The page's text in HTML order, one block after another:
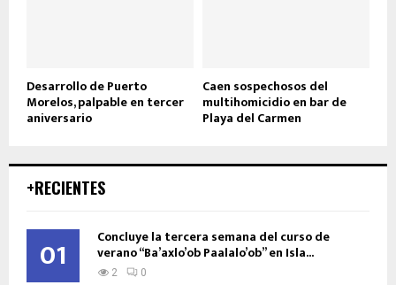
Desarrollo de Puerto
Morelos, palpable en tercer
aniversario
Caen sospechosos del
multihomicidio en bar de
Playa del Carmen
+RECIENTES
01 Concluye la tercera semana del curso de
verano “Ba’axlo’ob Paalalo’ob” en Isla...
2 0